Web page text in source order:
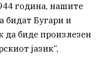
година, нашите
бидат Бугари и
да биде произлезен
јазик“,